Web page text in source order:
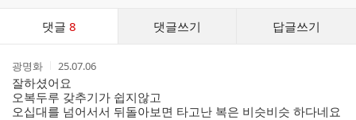
댓글 8 댓글쓰기 답글쓰기
작
성
자
광명화
작
성
시
간
25.07.06
잘하셨어요
오복두루 갖추기가 쉽지않고
오십대를 넘어서서 뒤돌아보면 타고난 복은 비슷비슷 하다네요